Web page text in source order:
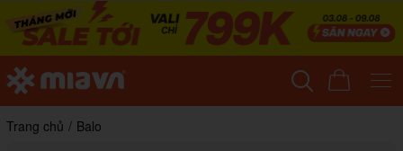
Trang chủ / Balo